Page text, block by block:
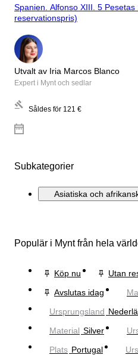
Spanien. Alfonso XIII. 5 Pesetas
reservationspris)
Utvalt av Iria Marcos Blanco
Expert i Mynt och sedlar
Såldes för 121 €
Subkategorier
Asiatiska och
Populär i Mynt från hela
Köp nu
Utan
Avslutas idag
Ursprungsland
Material Silver
Plats Portugal